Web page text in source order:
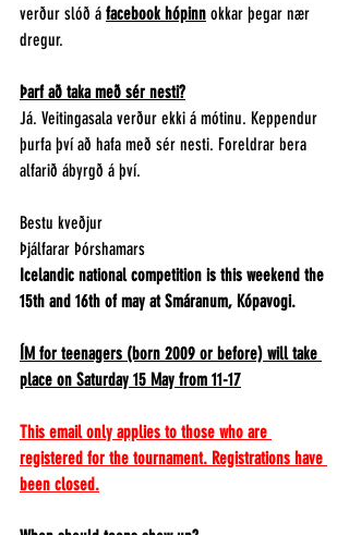
verður slóð á facebook hópinn okkar þegar nær
dregur.
Þarf að taka með sér nesti?
Já. Veitingasala verður ekki á mótinu. Keppendur
þurfa því að hafa með sér nesti. Foreldrar bera
alfarið ábyrgð á því.
Bestu kveðjur
Þjálfarar Þórshamars
Icelandic national competition is this weekend the
15th and 16th of may at Smáranum, Kópavogi.
ÍM for teenagers (born 2009 or before) will take
place on Saturday 15 May from 11-17
This email only applies to those who are
registered for the tournament. Registrations have
been closed.